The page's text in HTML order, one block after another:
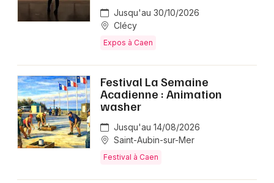
Jusqu'au 30/10/2026
Clécy
Expos à Caen
Festival La Semaine
Acadienne : Animation
washer
Jusqu'au 14/08/2026
Saint-Aubin-sur-Mer
Festival à Caen